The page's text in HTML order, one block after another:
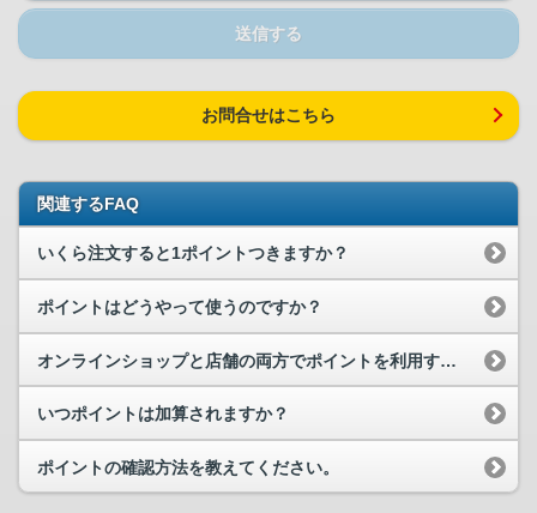
送信する
お問合せはこちら
関連するFAQ
いくら注文すると1ポイントつきますか？
ポイントはどうやって使うのですか？
オンラインショップと店舗の両方でポイントを利用することができますか？
いつポイントは加算されますか？
ポイントの確認方法を教えてください。